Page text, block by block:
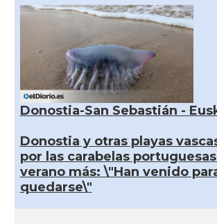
Donostia-San Sebastián -
Donostia y otras playas
por las carabelas
verano más: \"Han venido
quedarse\"